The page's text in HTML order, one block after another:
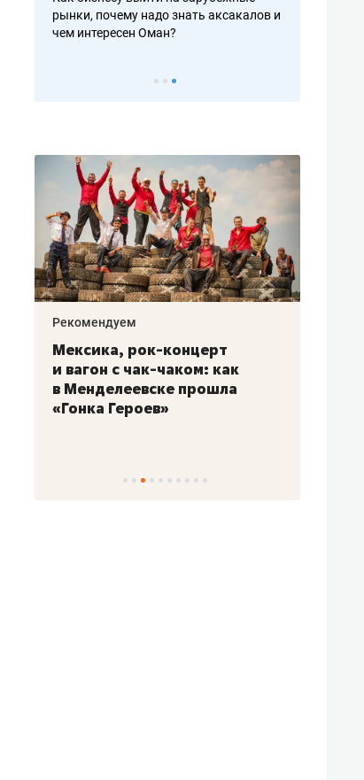
рынки, почему надо знать аксакалов и
чем интересен Оман?
Рекомендуем
Мексика, рок-концерт
и вагон с чак-чаком: как
в Менделеевске прошла
«Гонка Героев»